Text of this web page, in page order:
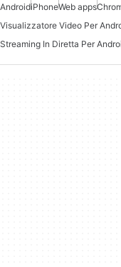
AndroidiPhoneWeb apps
Visualizzatore Video Per
Streaming In Diretta Per